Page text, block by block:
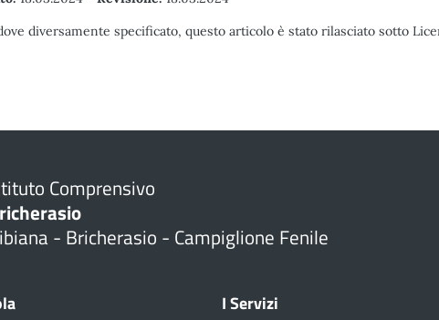
diversamente specificato, questo articolo è stato rilasciato sotto
Comprensivo
- Bricherasio - Campiglione Fenile
I Servizi